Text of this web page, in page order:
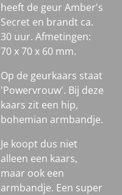
heeft de geur Amber's
Secret en brandt ca.
30 uur. Afmetingen:
70 x 70 x 60 mm.
Op de geurkaars staat
'Powervrouw'. Bij deze
kaars zit een hip,
bohemian armbandje.
Je koopt dus niet
alleen een kaars,
maar ook een
armbandje. Een super